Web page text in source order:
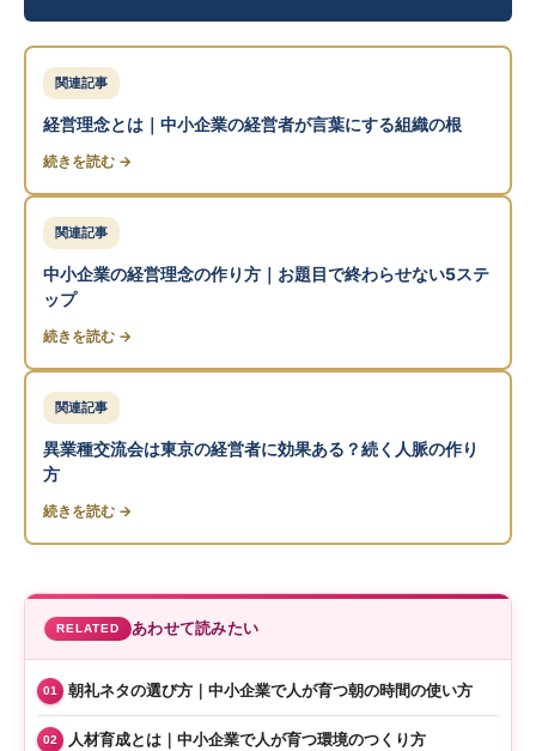
関連記事
経営理念とは｜中小企業の経営者が言葉にする組織の根
続きを読む →
関連記事
中小企業の経営理念の作り方｜お題目で終わらせない5ステ
ップ
続きを読む →
関連記事
異業種交流会は東京の経営者に効果ある？続く人脈の作り
方
続きを読む →
RELATED あわせて読みたい
01 朝礼ネタの選び方｜中小企業で人が育つ朝の時間の使い方
02 人材育成とは｜中小企業で人が育つ環境のつくり方